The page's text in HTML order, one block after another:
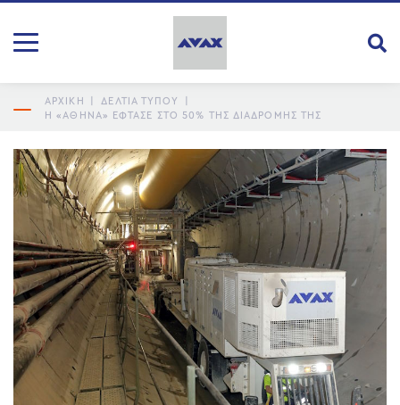
ΑΡΧΙΚΗ ΔΕΛΤΙΑ ΤΥΠΟΥ
Η «ΑΘΗΝΆ» ΈΦΤΑΣΕ ΣΤΟ 50% ΤΗΣ ΔΙΑΔΡΟΜΉΣ ΤΗΣ